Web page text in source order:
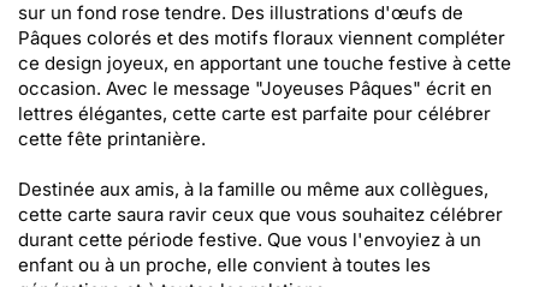
sur un fond rose tendre. Des illustrations d'œufs de
Pâques colorés et des motifs floraux viennent compléter
ce design joyeux, en apportant une touche festive à cette
occasion. Avec le message "Joyeuses Pâques" écrit en
lettres élégantes, cette carte est parfaite pour célébrer
cette fête printanière.
Destinée aux amis, à la famille ou même aux collègues,
cette carte saura ravir ceux que vous souhaitez célébrer
durant cette période festive. Que vous l'envoyiez à un
enfant ou à un proche, elle convient à toutes les